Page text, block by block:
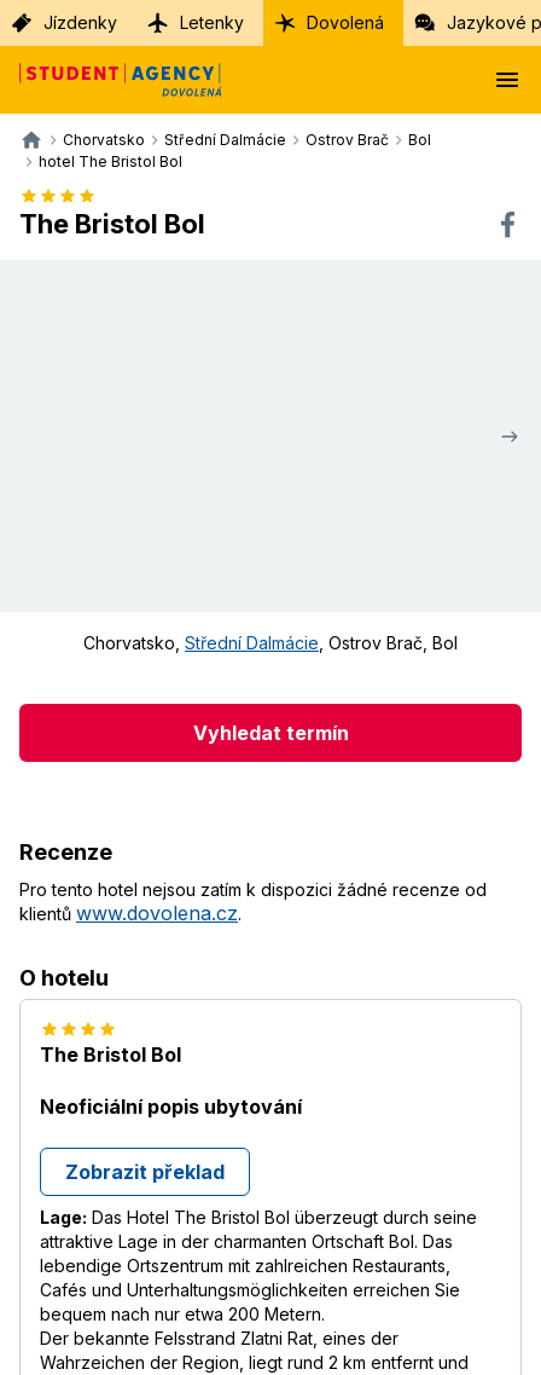
Jízdenky Letenky Dovolená Jazykové
Chorvatsko Střední Dalmácie Ostrov Brač
Bol
hotel The Bristol Bol
The Bristol Bol
Chorvatsko Střední Dalmácie Ostrov Brač Bol
Vyhledat termín
Recenze
Pro tento hotel nejsou zatím k dispozici žádné recenze od
klientů www.dovolena.cz.
O hotelu
The Bristol Bol
Neoficiální popis ubytování
Zobrazit překlad
Lage: Das Hotel The Bristol Bol überzeugt durch seine
attraktive Lage in der charmanten Ortschaft Bol. Das
lebendige Ortszentrum mit zahlreichen Restaurants,
Cafés und Unterhaltungsmöglichkeiten erreichen Sie
bequem nach nur etwa 200 Metern.
Der bekannte Felsstrand Zlatni Rat, eines der
Wahrzeichen der Region, liegt rund 2 km entfernt und